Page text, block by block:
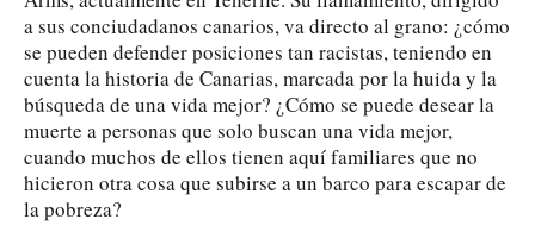
a sus conciudadanos canarios, va directo al grano: ¿cómo
se pueden defender posiciones tan racistas, teniendo en
cuenta la historia de Canarias, marcada por la huida y la
búsqueda de una vida mejor? ¿Cómo se puede desear la
muerte a personas que solo buscan una vida mejor,
cuando muchos de ellos tienen aquí familiares que no
hicieron otra cosa que subirse a un barco para escapar de
la pobreza?